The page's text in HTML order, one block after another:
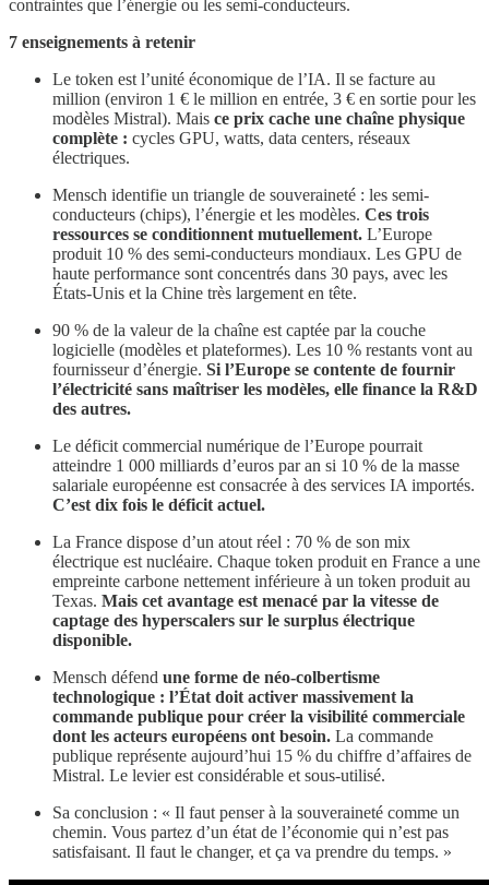
contraintes que l’énergie ou les semi-conducteurs.
7 enseignements à retenir
Le token est l’unité économique de l’IA. Il se facture au
million (environ 1 € le million en entrée, 3 € en sortie pour les
modèles Mistral). Mais ce prix cache une chaîne physique
complète : cycles GPU, watts, data centers, réseaux
électriques.
Mensch identifie un triangle de souveraineté : les semi-
conducteurs (chips), l’énergie et les modèles. Ces trois
ressources se conditionnent mutuellement. L’Europe
produit 10 % des semi-conducteurs mondiaux. Les GPU de
haute performance sont concentrés dans 30 pays, avec les
États-Unis et la Chine très largement en tête.
90 % de la valeur de la chaîne est captée par la couche
logicielle (modèles et plateformes). Les 10 % restants vont au
fournisseur d’énergie. Si l’Europe se contente de fournir
l’électricité sans maîtriser les modèles, elle finance la R&D
des autres.
Le déficit commercial numérique de l’Europe pourrait
atteindre 1 000 milliards d’euros par an si 10 % de la masse
salariale européenne est consacrée à des services IA importés.
C’est dix fois le déficit actuel.
La France dispose d’un atout réel : 70 % de son mix
électrique est nucléaire. Chaque token produit en France a une
empreinte carbone nettement inférieure à un token produit au
Texas. Mais cet avantage est menacé par la vitesse de
captage des hyperscalers sur le surplus électrique
disponible.
Mensch défend une forme de néo-colbertisme
technologique : l’État doit activer massivement la
commande publique pour créer la visibilité commerciale
dont les acteurs européens ont besoin. La commande
publique représente aujourd’hui 15 % du chiffre d’affaires de
Mistral. Le levier est considérable et sous-utilisé.
Sa conclusion : « Il faut penser à la souveraineté comme un
chemin. Vous partez d’un état de l’économie qui n’est pas
satisfaisant. Il faut le changer, et ça va prendre du temps. »